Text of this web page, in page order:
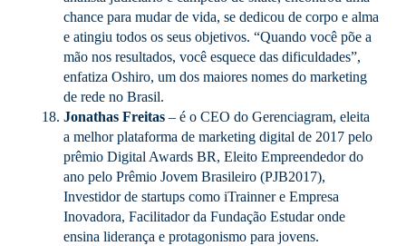
chance para mudar de vida, se dedicou de corpo e alma
e atingiu todos os seus objetivos. “Quando você põe a
mão nos resultados, você esquece das dificuldades”,
enfatiza Oshiro, um dos maiores nomes do marketing
de rede no Brasil.
Jonathas Freitas – é o CEO do Gerenciagram, eleita
a melhor plataforma de marketing digital de 2017 pelo
prêmio Digital Awards BR, Eleito Empreendedor do
ano pelo Prêmio Jovem Brasileiro (PJB2017),
Investidor de startups como iTrainner e Empresa
Inovadora, Facilitador da Fundação Estudar onde
ensina liderança e protagonismo para jovens.